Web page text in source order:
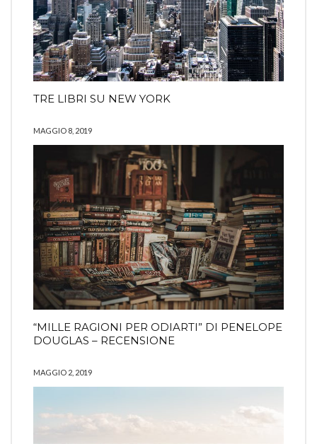
TRE LIBRI SU NEW YORK
MAGGIO 8, 2019
“MILLE RAGIONI PER ODIARTI” DI PENELOPE
DOUGLAS – RECENSIONE
MAGGIO 2, 2019